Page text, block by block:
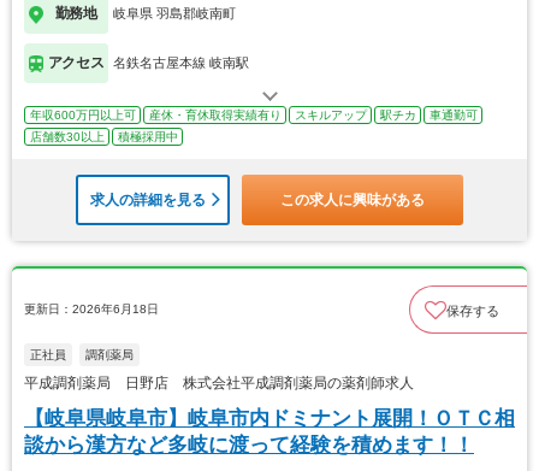
勤務地 岐阜県 羽島郡岐南町
アクセス 名鉄名古屋本線 岐南駅
年収600万円以上可 産休・育休取得実績有り スキルアップ 駅チカ
車通勤可
店舗数30以上
積極採用中
求人の詳細を見る この求人に興味がある
更新日：2026年6月18日 保存する
正社員 調剤薬局
平成調剤薬局 日野店 株式会社平成調剤薬局の薬剤師求人
【岐阜県岐阜市】岐阜市内ドミナント展開！ＯＴＣ相
談から漢方など多岐に渡って経験を積めます！！